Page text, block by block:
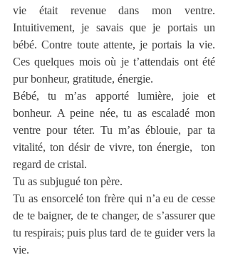
vie était revenue dans mon ventre.
Intuitivement, je savais que je portais un
bébé. Contre toute attente, je portais la vie.
Ces quelques mois où je t’attendais ont été
pur bonheur, gratitude, énergie.
Bébé, tu m’as apporté lumière, joie et
bonheur. A peine née, tu as escaladé mon
ventre pour téter. Tu m’as éblouie, par ta
vitalité, ton désir de vivre, ton énergie,  ton
regard de cristal.
Tu as subjugué ton père.
Tu as ensorcelé ton frère qui n’a eu de cesse
de te baigner, de te changer, de s’assurer que
tu respirais; puis plus tard de te guider vers la
vie.